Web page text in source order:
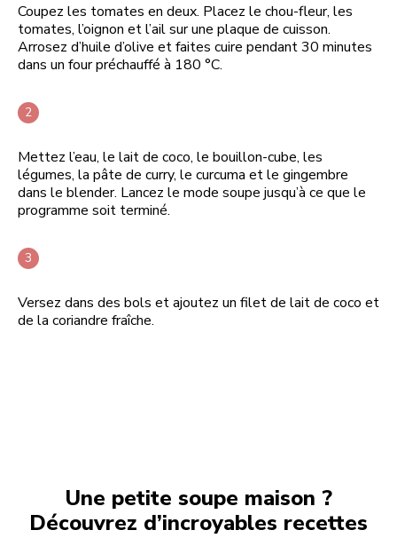
Coupez les tomates en deux. Placez le chou-fleur, les
tomates, l’oignon et l’ail sur une plaque de cuisson.
Arrosez d’huile d’olive et faites cuire pendant 30 minutes
dans un four préchauffé à 180 °C.
Mettez l’eau, le lait de coco, le bouillon-cube, les
légumes, la pâte de curry, le curcuma et le gingembre
dans le blender. Lancez le mode soupe jusqu’à ce que le
programme soit terminé.
Versez dans des bols et ajoutez un filet de lait de coco et
de la coriandre fraîche.
Une petite soupe maison ?
Découvrez d’incroyables recettes